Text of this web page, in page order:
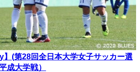
】(第28回全日本大学女子サッカー選
成大学戦）